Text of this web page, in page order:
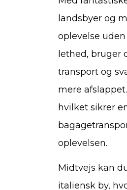
landsbyer og
oplevelse
lethed, bruger
transport og
mere
hvilket sikrer
oplevelsen.
Midtvejs kan
italiensk by,